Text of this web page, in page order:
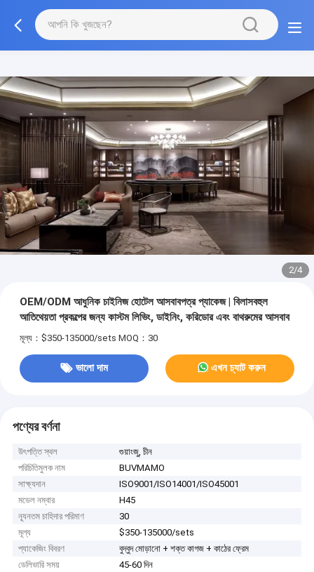
3/4
OEM/ODM আধুনিক চাইনিজ হোটেল আসবাবপত্র প্যাকেজ | বিলাসবহুল
আতিথেয়তা প্রকল্পের জন্য কাস্টম লিভিং, ডাইনিং, করিডোর এবং বাথরুমের আসবাব
মূল্য：$350-135000/sets MOQ：30
ভালো দাম এখন চ্যাট করুন
পণ্যের বর্ণনা
উৎপত্তি স্থল
গুয়াংজু, চীন
পরিচিতিমুলক নাম
BUVMAMO
সাক্ষ্যদান
ISO9001/ISO14001/ISO45001
মডেল নম্বার
H45
ন্যূনতম চাহিদার পরিমাণ
30
মূল্য
$350-135000/sets
প্যাকেজিং বিবরণ
বুদ্বুদ মোড়ানো + শক্ত কাগজ + কাঠের ফ্রেম
ডেলিভারি সময়
45-60 দিন